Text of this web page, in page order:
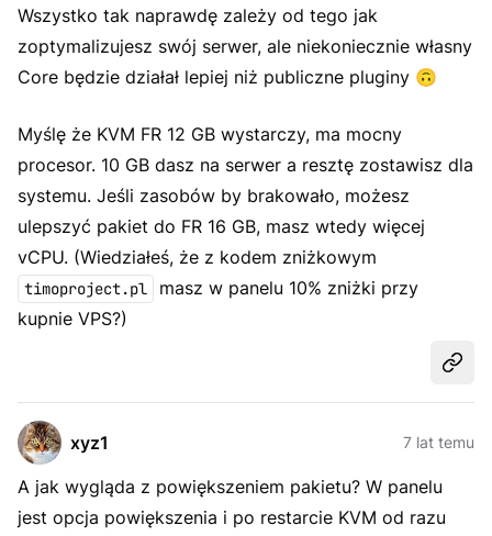
Wszystko tak naprawdę zależy od tego jak
zoptymalizujesz swój serwer, ale niekoniecznie własny
Core będzie działał lepiej niż publiczne pluginy 🙃
Myślę że KVM FR 12 GB wystarczy, ma mocny
procesor. 10 GB dasz na serwer a resztę zostawisz dla
systemu. Jeśli zasobów by brakowało, możesz
ulepszyć pakiet do FR 16 GB, masz wtedy więcej
vCPU. (Wiedziałeś, że z kodem zniżkowym
timoproject.pl
masz w panelu 10% zniżki przy
kupnie VPS?)
xyz1 7 lat temu
A jak wygląda z powiększeniem pakietu? W panelu
jest opcja powiększenia i po restarcie KVM od razu